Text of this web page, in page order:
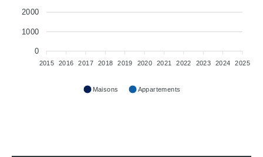
2000
1000
0
2015 2016 2017 2018 2019 2020 2021 2022 2023 2024 2025
Maisons Appartements